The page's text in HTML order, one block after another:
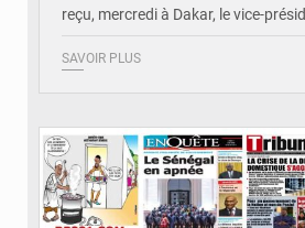
reçu, mercredi à Dakar, le vice-
SAVOIR PLUS